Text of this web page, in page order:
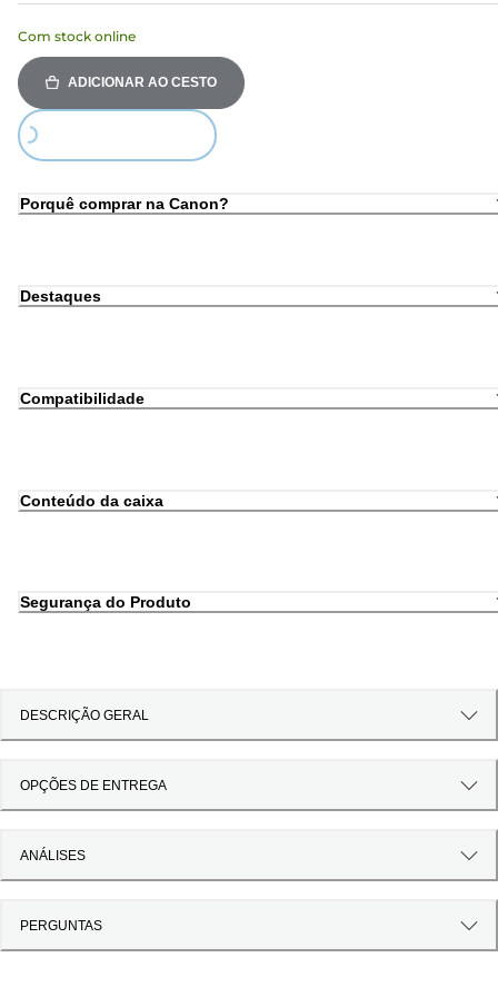
Com stock online
ADICIONAR AO CESTO
Loading...
Porquê comprar na Canon?
Destaques
Compatibilidade
Conteúdo da caixa
Segurança do Produto
DESCRIÇÃO GERAL
OPÇÕES DE ENTREGA
ANÁLISES
PERGUNTAS